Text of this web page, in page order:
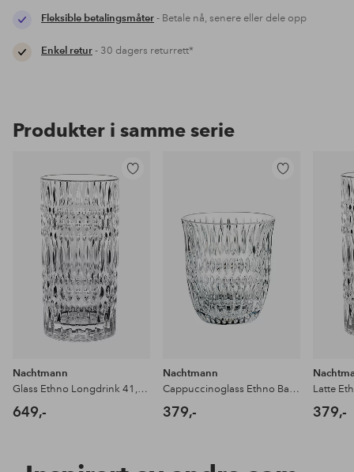
Fleksible betalingsmåter- Betale nå, senere eller dele opp
Enkel retur- 30 dagers returrett*
Produkter i samme serie
Nachtmann
Glass Ethno Longdrink 41,8 cl, 4-pk
649,-
Nachtmann
Cappuccinoglass Ethno Barista Cappuccino 2-pk
379,-
Latte
379,-